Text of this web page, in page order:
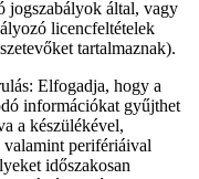
jogszabályok által, vagy
licencfeltételek
tartalmaznak).
Elfogadja, hogy a
információkat gyűjthet
a készülékével,
valamint perifériáival
időszakosan